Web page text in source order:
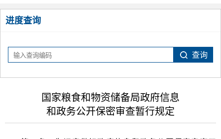
进度查询
国家粮食和物资储备局政府信息
和政务公开保密审查暂行规定